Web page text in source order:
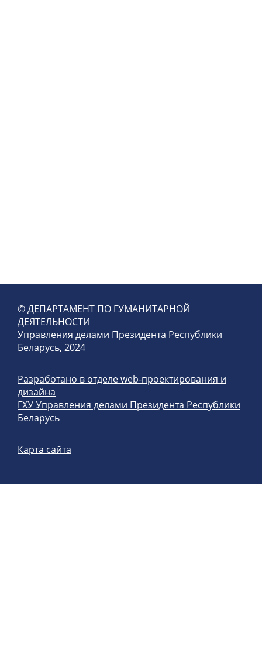
© ДЕПАРТАМЕНТ ПО ГУМАНИТАРНОЙ
ДЕЯТЕЛЬНОСТИ
Управления делами Президента Республики
Беларусь, 2024
Разработано в отделе web-проектирования и
дизайна
ГХУ Управления делами Президента Республики
Беларусь
Карта сайта